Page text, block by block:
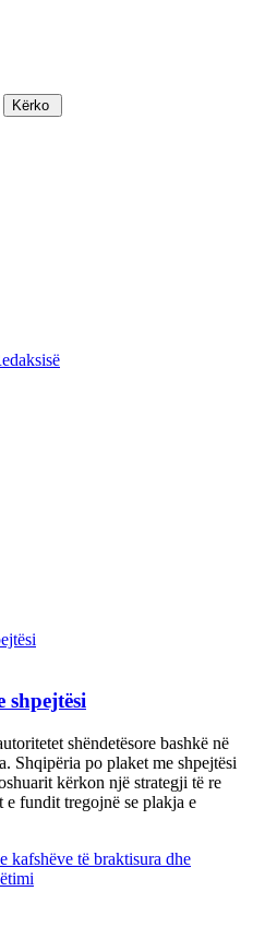
shpejtësi
shëndetësore bashkë në
Shqipëria po plaket me shpejtësi
kërkon një strategji të re
e fundit tregojnë se plakja e